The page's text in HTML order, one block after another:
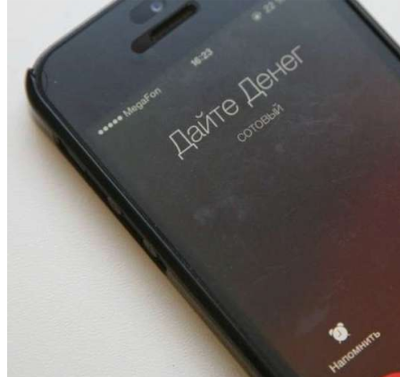
Волгоградские вузы в топе зарплатного
рейтинга: ВолгГТУ и ВолгГМУ вошли в топ‑15
для химической отрасли и фармацевтики
18:39
В Красноармейском районе Волгограда стартует
конкурс на ремонт моста через Волго‑Донской
судоходный канал
Фестиваль #ТриЧетыре в Волгограде пройдёт
11–13 сентября в рамках Года единства народов